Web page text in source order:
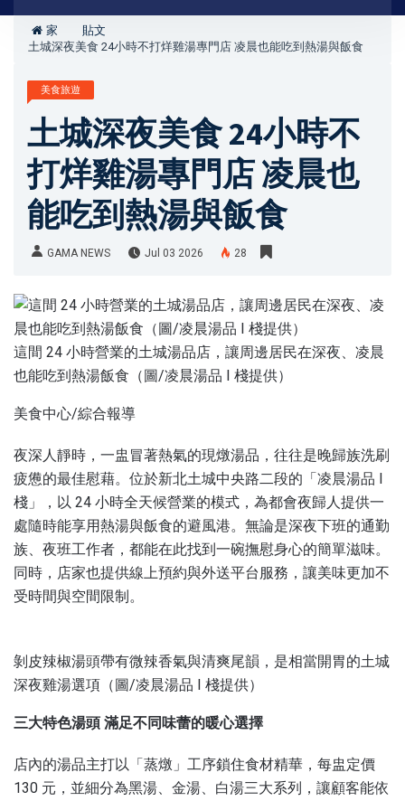
家
貼文
土城深夜美食 24小時不打烊雞湯專門店 凌晨也能吃到熱湯與飯食
美食旅遊
土城深夜美食 24小時不
打烊雞湯專門店 凌晨也
能吃到熱湯與飯食
GAMA NEWS Jul 03 2026 28
這間 24 小時營業的土城湯品店，讓周邊居民在深夜、凌晨
也能吃到熱湯飯食（圖/凌晨湯品 I 棧提供）
美食中心/綜合報導
夜深人靜時，一盅冒著熱氣的現燉湯品，往往是晚歸族洗刷
疲憊的最佳慰藉。位於新北土城中央路二段的「凌晨湯品 I
棧」，以 24 小時全天候營業的模式，為都會夜歸人提供一
處隨時能享用熱湯與飯食的避風港。無論是深夜下班的通勤
族、夜班工作者，都能在此找到一碗撫慰身心的簡單滋味。
同時，店家也提供線上預約與外送平台服務，讓美味更加不
受時間與空間限制。
剝皮辣椒湯頭帶有微辣香氣與清爽尾韻，是相當開胃的土城
深夜雞湯選項（圖/凌晨湯品 I 棧提供）
三大特色湯頭 滿足不同味蕾的暖心選擇
店內的湯品主打以「蒸燉」工序鎖住食材精華，每盅定價
130 元，並細分為黑湯、金湯、白湯三大系列，讓顧客能依